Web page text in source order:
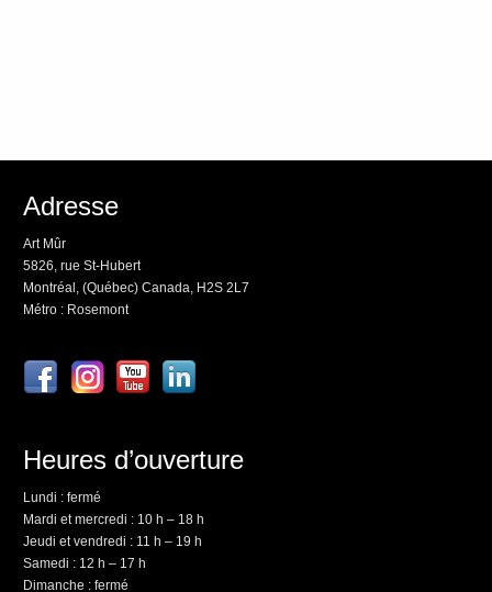
Adresse
Art Mûr
5826, rue St-Hubert
Montréal, (Québec) Canada, H2S 2L7
Métro : Rosemont
Heures d’ouverture
Lundi : fermé
Mardi et mercredi : 10 h – 18 h
Jeudi et vendredi : 11 h – 19 h
Samedi : 12 h – 17 h
Dimanche : fermé